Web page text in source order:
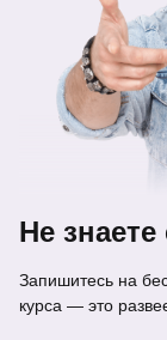
Не знаете
Запишитесь на
курса — это